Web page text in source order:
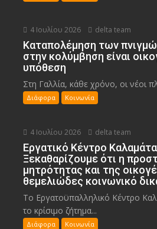
4 Ιουλίου 2026 delta team
Καταπολέμηση των
στην κολύμβηση είναι
υπόθεση
Στη Γαλλία, κάθε χρόνο, οι νέοι
Διάφορα Κοινωνία
4 Ιουλίου 2026 delta team
Εργατικό Κέντρο
Ξεκαθαρίζουμε ότι η
μητρότητας και της
θεμελιώδες κοινωνικό
Το Εργατοϋπαλληλικό Κέντρο
το κρίσιμο ζήτημα...
Διάφορα Κοινωνία